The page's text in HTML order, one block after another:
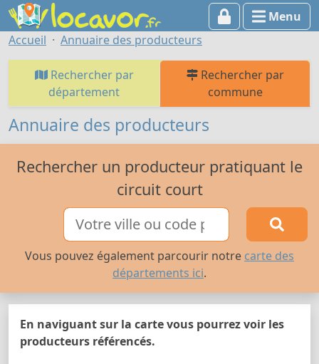
Menu
Accueil
Annuaire des producteurs
Rechercher par
département
Rechercher par
commune
Annuaire des producteurs
Rechercher un producteur pratiquant le
circuit court
Vous pouvez également parcourir notre carte des
départements ici.
En naviguant sur la carte vous pourrez voir les
producteurs référencés.